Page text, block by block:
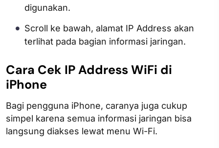
digunakan.
Scroll ke bawah, alamat IP Address akan
terlihat pada bagian informasi jaringan.
Cara Cek IP Address WiFi di
iPhone
Bagi pengguna iPhone, caranya juga cukup
simpel karena semua informasi jaringan bisa
langsung diakses lewat menu Wi-Fi.